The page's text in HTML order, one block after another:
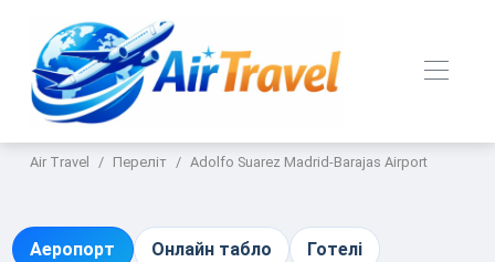
Air Travel Переліт Adolfo Suarez Madrid-Barajas Airport
Аеропорт Онлайн табло Готелі